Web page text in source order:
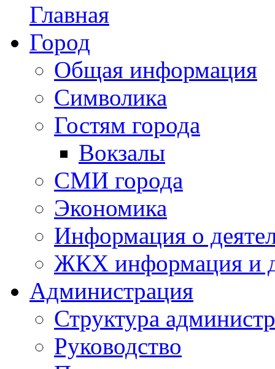
Главная
Город
Общая информация
Символика
Гостям города
Вокзалы
СМИ города
Экономика
Информация о
ЖКХ информация и
Администрация
Структура
Руководство